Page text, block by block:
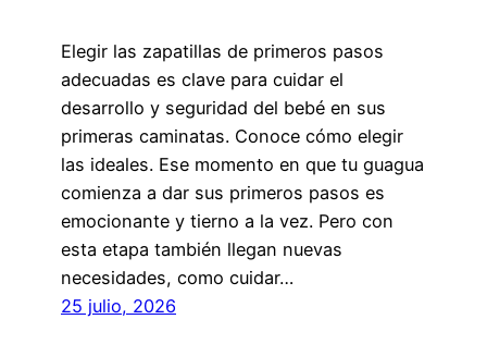
Elegir las zapatillas de primeros pasos
adecuadas es clave para cuidar el
desarrollo y seguridad del bebé en sus
primeras caminatas. Conoce cómo elegir
las ideales. Ese momento en que tu guagua
comienza a dar sus primeros pasos es
emocionante y tierno a la vez. Pero con
esta etapa también llegan nuevas
necesidades, como cuidar…
25 julio, 2026